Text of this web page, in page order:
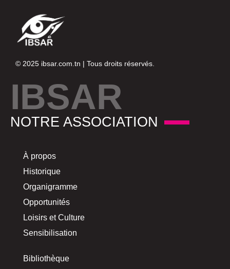
© 2025 ibsar.com.tn | Tous droits réservés.
IBSAR
NOTRE ASSOCIATION
À propos
Historique
Organigramme
Opportunités
Loisirs et Culture
Sensibilisation
Bibliothèque